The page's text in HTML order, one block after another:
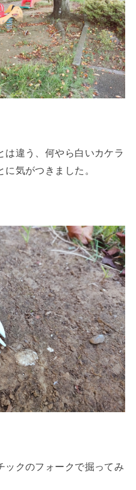
は違う、何やら白いカケラ
気がつきました。
ックのフォークで掘ってみ